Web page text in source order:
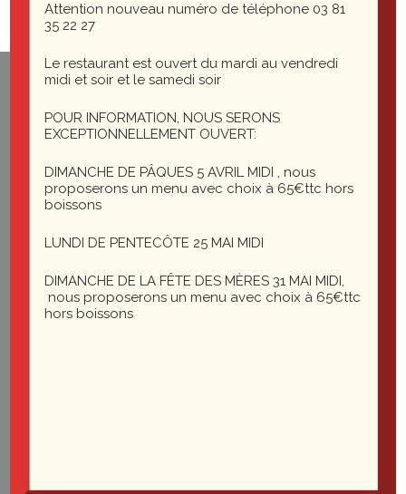
1 rue du général Leclerc
25200 Montbéliard
le-saint-martin@orange.fr
Attention nouveau numéro de téléphone 03 81
35 22 27
Le restaurant est ouvert du mardi au vendredi
midi et soir et le samedi soir
POUR INFORMATION, NOUS SERONS
EXCEPTIONNELLEMENT OUVERT:
DIMANCHE DE PÂQUES 5 AVRIL MIDI , nous
proposerons un menu avec choix à 65€ttc hors
boissons
LUNDI DE PENTECÔTE 25 MAI MIDI
DIMANCHE DE LA FÊTE DES MÈRES 31 MAI MIDI,
nous proposerons un menu avec choix à 65€ttc
hors boissons